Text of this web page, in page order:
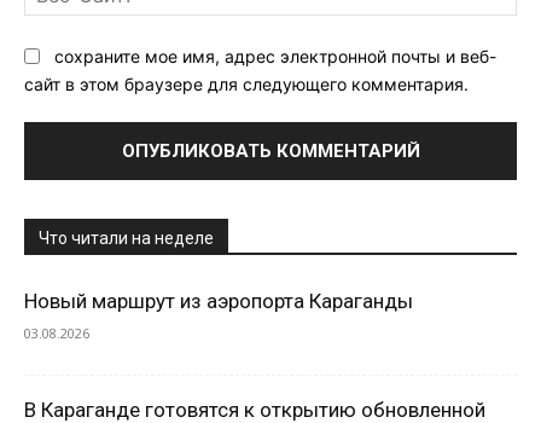
сохраните мое имя, адрес электронной почты и веб-
сайт в этом браузере для следующего комментария.
Что читали на неделе
Новый маршрут из аэропорта Караганды
03.08.2026
В Караганде готовятся к открытию обновленной